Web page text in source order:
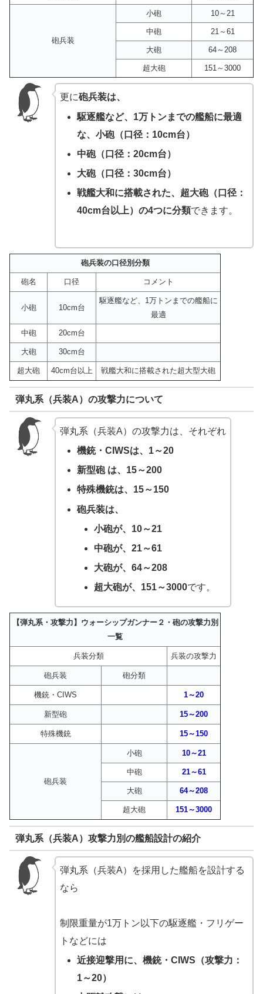
砲兵装
小砲 10～21
中砲 21～61
大砲 64～208
超大砲 151～3000
更に砲兵装は、
駆逐艦など、1万トンまでの艦船に最適
な、小砲（口径：10cm台）
中砲（口径：20cm台）
大砲（口径：30cm台）
戦艦大和に搭載された、超大砲（口径：
40cm台以上）の4つに分類できます。
砲兵装の口径別分類
砲名 口径 コメント
小砲 10cm台
駆逐艦など、1万トンまでの艦船に
最適
中砲 20cm台
大砲 30cm台
超大砲 40cm台以上 戦艦大和に搭載された超大型大砲
弾丸系（兵装A）の攻撃力について
弾丸系（兵装A）の攻撃力は、それぞれ
機銃・CIWSは、1～20
新型砲 は、15～200
特殊機銃は、15～150
砲兵装は、
小砲が、10～21
中砲が、21～61
大砲が、64～208
超大砲が、151～3000です。
【弾丸系・攻撃力】ウォーシップガンナー２・砲の攻撃力別
一覧
兵装分類 兵装の攻撃力
砲兵装 砲分類
機銃・CIWS 1～20
新型砲 15～200
特殊機銃 15～150
砲兵装
小砲 10～21
中砲 21～61
大砲 64～208
超大砲 151～3000
弾丸系（兵装A）攻撃力別の艦船設計の紹介
弾丸系（兵装A）を採用した艦船を設計する
なら
制限重量が1万トン以下の駆逐艦・フリゲー
トなどには
近接迎撃用に、機銃・CIWS（攻撃力：
1～20）